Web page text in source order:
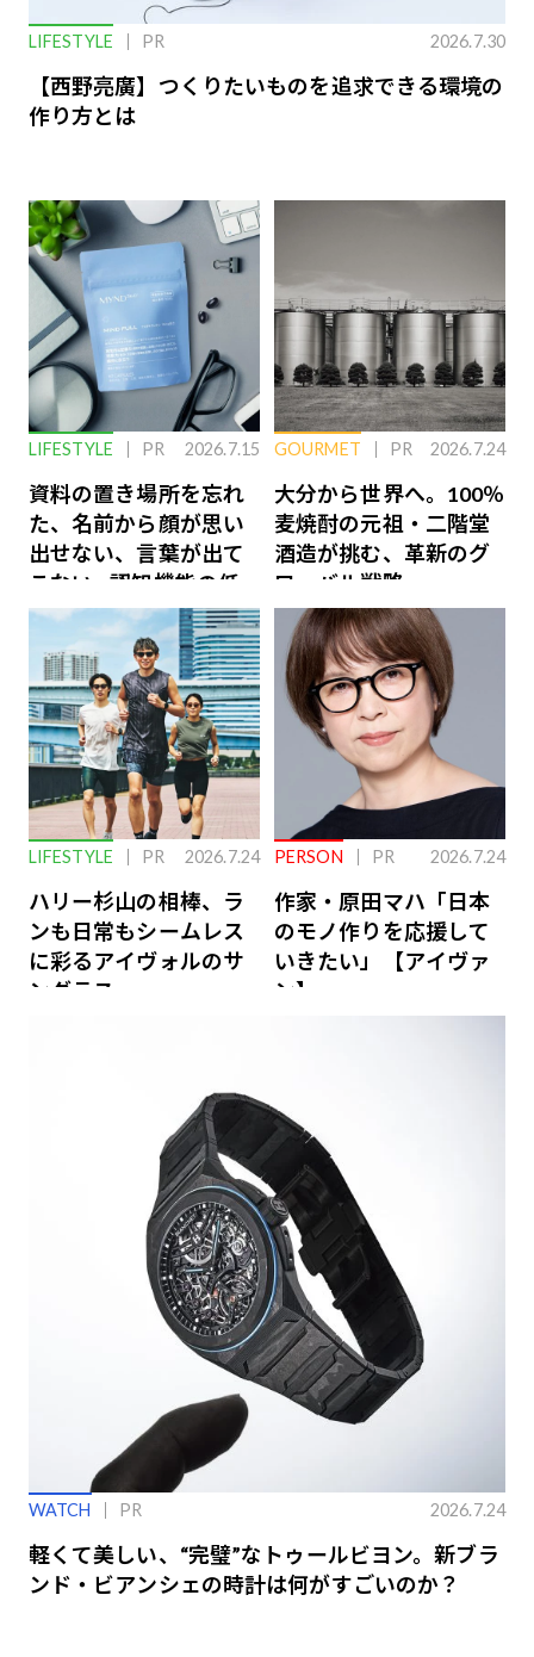
LIFESTYLE PR 2026.7.30
【西野亮廣】つくりたいものを追求できる環境の
作り方とは
LIFESTYLE PR 2026.7.15
資料の置き場所を忘れ
た、名前から顔が思い
出せない、言葉が出て
こない…認知機能の低
下を救う、脳のインナ
ーケアとは
GOURMET PR 2026.7.24
大分から世界へ。100％
麦焼酎の元祖・二階堂
酒造が挑む、革新のグ
ローバル戦略
LIFESTYLE PR 2026.7.24
ハリー杉山の相棒、ラ
ンも日常もシームレス
に彩るアイヴォルのサ
ングラス
PERSON PR 2026.7.24
作家・原田マハ「日本
のモノ作りを応援して
いきたい」【アイヴァ
ン】
WATCH PR 2026.7.24
軽くて美しい、“完璧”なトゥールビヨン。新ブラ
ンド・ビアンシェの時計は何がすごいのか？